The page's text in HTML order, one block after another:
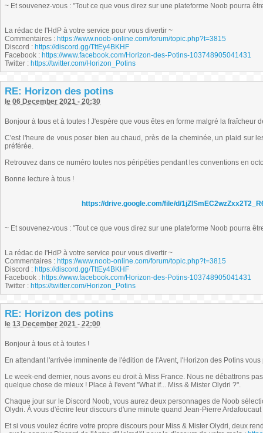
~ Et souvenez-vous : "Tout ce que vous direz sur une plateforme Noob pourra
La rédac de l'HdP à votre service pour vous divertir ~
Commentaires : https://www.noob-online.com/forum/topic.php?t=3815
Discord : https://discord.gg/TttEy4BKHF
Facebook : https://www.facebook.com/Horizon-des-Potins-103748905041431
Twitter : https://twitter.com/Horizon_Potins
RE: Horizon des potins
le 06 December 2021 - 20:30
Bonjour à tous et à toutes ! J'espère que vous êtes en forme malgré la fraîcheur
C'est l'heure de vous poser bien au chaud, près de la cheminée, un plaid sur
préférée.
Retrouvez dans ce numéro toutes nos péripéties pendant les conventions en
Bonne lecture à tous !
https://drive.google.com/file/d/
~ Et souvenez-vous : "Tout ce que vous direz sur une plateforme Noob pourra
La rédac de l'HdP à votre service pour vous divertir ~
Commentaires : https://www.noob-online.com/forum/topic.php?t=3815
Discord : https://discord.gg/TttEy4BKHF
Facebook : https://www.facebook.com/Horizon-des-Potins-103748905041431
Twitter : https://twitter.com/Horizon_Potins
RE: Horizon des potins
le 13 December 2021 - 22:00
Bonjour à tous et à toutes !
En attendant l'arrivée imminente de l'édition de l'Avent, l'Horizon des Potins
Le week-end dernier, nous avons eu droit à Miss France. Nous ne débattrons
quelque chose de mieux ! Place à l'event "What if... Miss & Mister Olydri ?".
Chaque jour sur le Discord Noob, vous aurez deux personnages de Noob
Olydri. À vous d'écrire leur discours d'une minute quand Jean-Pierre
Et si vous voulez écrire votre propre discours pour Miss & Mister Olydri, deux